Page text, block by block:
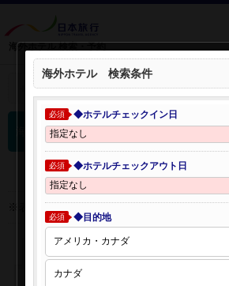
海外ホテル 検索・予約
検索条件を開く：
海外ホテル 検索結果
※表示金額はオンライン予約時の金額です。
海外ホテル 検索条件
必須 ◆ホテルチェックイン日
必須 ◆ホテルチェックアウト日
必須 ◆目的地